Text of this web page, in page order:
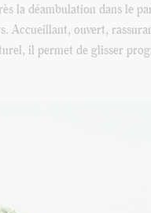
la déambulation dans le
Accueillant, ouvert,
il permet de glisser